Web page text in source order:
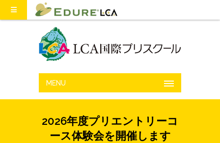
MENU
2026年度プリエントリーコ
ース体験会を開催します